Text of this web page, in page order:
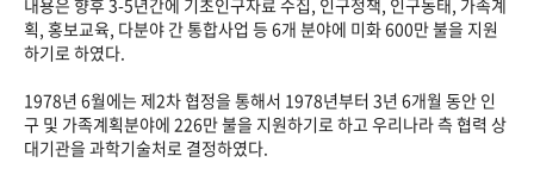
획, 홍보교육, 다분야 간 통합사업 등 6개 분야에 미화 600만 불을 지원
하기로 하였다.
1978년 6월에는 제2차 협정을 통해서 1978년부터 3년 6개월 동안 인
구 및 가족계획분야에 226만 불을 지원하기로 하고 우리나라 측 협력 상
대기관을 과학기술처로 결정하였다.